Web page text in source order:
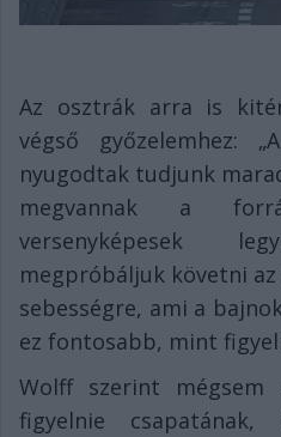
Az osztrák arra is
végső győzelemhez:
nyugodtak tudjunk
megvannak a
versenyképesek
megpróbáljuk követni
sebességre, ami a
ez fontosabb, mint
Wolff szerint mégsem
figyelnie